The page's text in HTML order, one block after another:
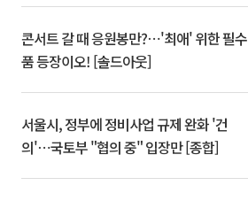
콘서트 갈 때 응원봉만?⋯'최애' 위한 필수
품 등장이오! [솔드아웃]
서울시, 정부에 정비사업 규제 완화 '건
의'⋯국토부 "협의 중" 입장만 [종합]